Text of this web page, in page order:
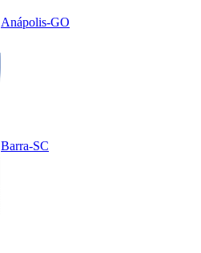
Anápolis-GO
Barra-SC